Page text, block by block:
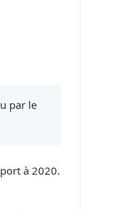
par le
à 2020.